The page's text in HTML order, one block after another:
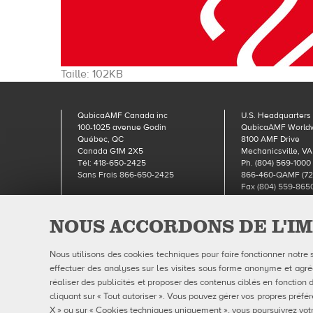
NOUS ACCORDONS DE
Nous utilisons des cookies techniques pour faire fonctionner
effectuer des analyses sur les visites sous forme anonyme et
réaliser des publicités et proposer des contenus ciblés en
cliquant sur « Tout autoriser ». Vous pouvez gérer vos propres
X » ou sur « Cookies techniques uniquement », vous poursuivrez
Cliquez
l'image
dans
taille
originale…
Taille: 102KB
QubicaAMF Canada inc
100-1025 avenue Godin
Québec, QC
Canada G1M 2X5
Tél: 418-650-2425
Sans Frais 866-650-2425
U.S. Headquarters
QubicaAMF
8100 AMF Drive
Mechanicsville, VA
Ph. (804) 569-1000
866-460-QAMF
Fax (804) 559-